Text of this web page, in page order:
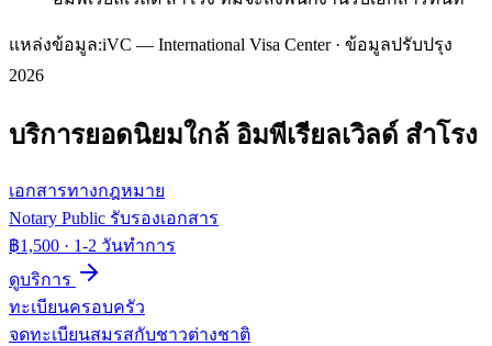
แหล่งข้อมูล:iVC — International Visa Center · ข้อมูลปรับปรุง
2026
บริการยอดนิยมใกล้ อิมพีเรียลเวิลด์ สำโรง
เอกสารทางกฎหมาย
Notary Public รับรองเอกสาร
฿1,500 · 1-2 วันทำการ
ดูบริการ
ทะเบียนครอบครัว
จดทะเบียนสมรสกับชาวต่างชาติ